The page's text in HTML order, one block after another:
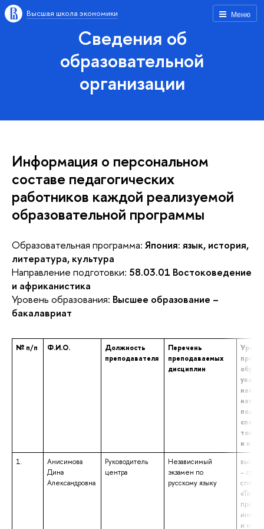
Меню
Высшая школа экономики
Сведения об
образовательной
организации
Информация о персональном
составе педагогических
работников каждой реализуемой
образовательной программы
Образовательная программа: Япония: язык, история,
литература, культура
Направление подготовки: 58.03.01 Востоковедение
и африканистика
Уровень образования: Высшее образование –
бакалавриат
№ п/п Ф.И.О.
Должность
преподавателя
Перечень
преподаваемых
дисциплин
том
и
1.
Анисимова
Дина
Александровна
Руководитель
центра
Независимый
экзамен по
русскому языку
–
и